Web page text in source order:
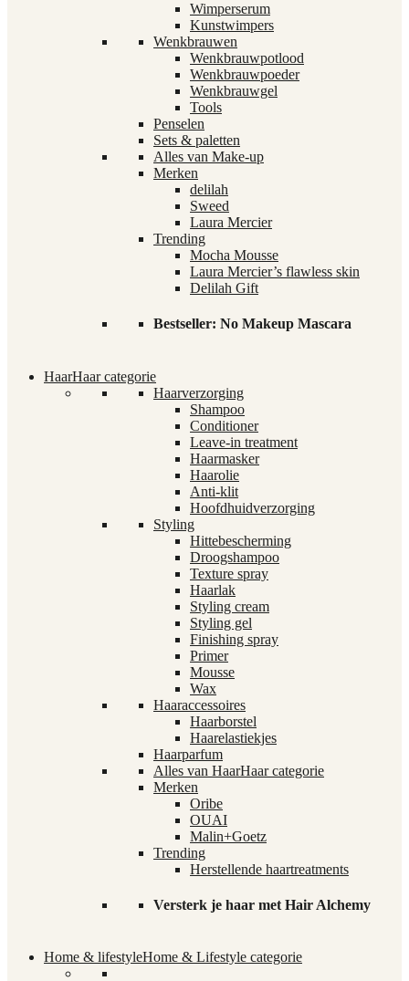
Wimperserum
Kunstwimpers
Wenkbrauwen
Wenkbrauwpotlood
Wenkbrauwpoeder
Wenkbrauwgel
Tools
Penselen
Sets & paletten
Alles van Make-up
Merken
delilah
Sweed
Laura Mercier
Trending
Mocha Mousse
Laura Mercier’s flawless skin
Delilah Gift
Bestseller: No Makeup Mascara
HaarHaar categorie
Haarverzorging
Shampoo
Conditioner
Leave-in treatment
Haarmasker
Haarolie
Anti-klit
Hoofdhuidverzorging
Styling
Hittebescherming
Droogshampoo
Texture spray
Haarlak
Styling cream
Styling gel
Finishing spray
Primer
Mousse
Wax
Haaraccessoires
Haarborstel
Haarelastiekjes
Haarparfum
Alles van HaarHaar categorie
Merken
Oribe
OUAI
Malin+Goetz
Trending
Herstellende haartreatments
Versterk je haar met Hair Alchemy
Home & lifestyleHome & Lifestyle categorie